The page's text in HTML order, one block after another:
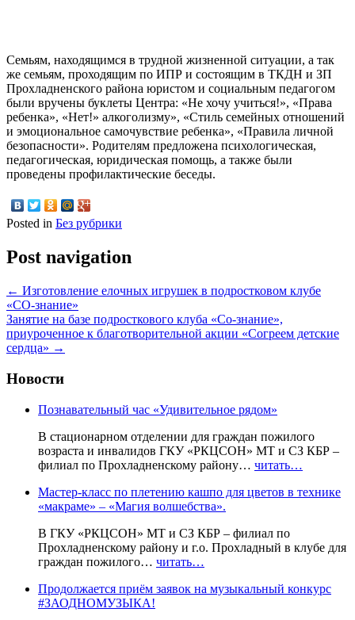
Семьям, находящимся в трудной жизненной ситуации, а так
же семьям, проходящим по ИПР и состоящим в ТКДН и ЗП
Прохладненского района юристом и социальным педагогом
были вручены буклеты Центра: «Не хочу учиться!», «Права
ребенка», «Нет!» алкоголизму», «Стиль семейных отношений
и эмоциональное самочувствие ребенка», «Правила личной
безопасности». Родителям предложена психологическая,
педагогическая, юридическая помощь, а также были
проведены профилактические беседы.
Posted in Без рубрики
Post navigation
← Изготовление елочных игрушек в подростковом клубе
«СО-знание»
Занятие на базе подросткового клуба «Со-знание»,
приуроченное к благотворительной акции «Согреем детские
сердца» →
Новости
Познавательный час «Удивительное рядом»
В стационарном отделении для граждан пожилого
возраста и инвалидов ГКУ «РКЦСОН» МТ и СЗ КБР –
филиал по Прохладненскому району… читать…
Мастер-класс по плетению кашпо для цветов в технике
«макраме» – «Магия волшебства».
В ГКУ «РКЦСОН» МТ и СЗ КБР – филиал по
Прохладненскому району и г.о. Прохладный в клубе для
граждан пожилого… читать…
Продолжается приём заявок на музыкальный конкурс
#ЗАОДНОМУЗЫКА!